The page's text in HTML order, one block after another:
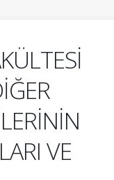
VE